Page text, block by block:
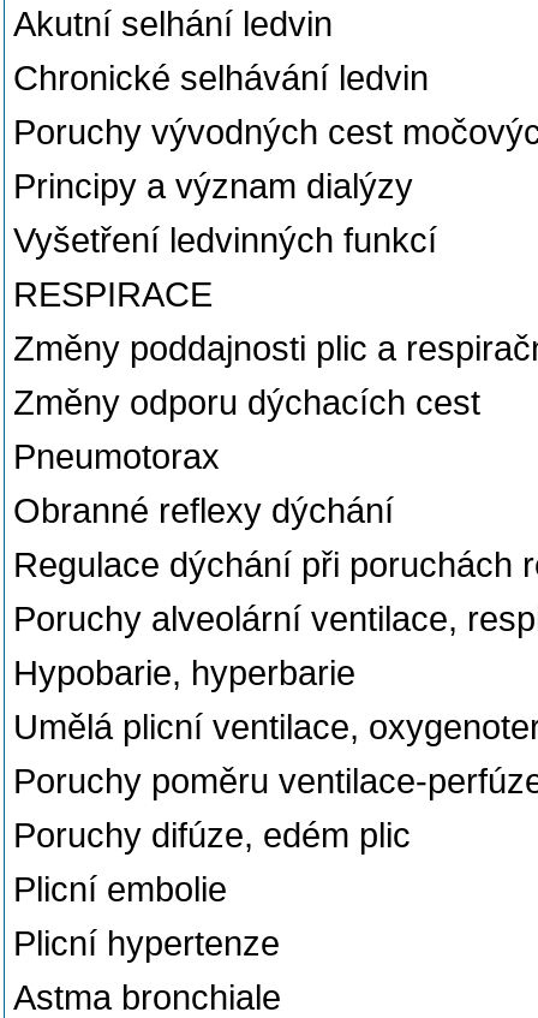
Akutní selhání ledvin
Chronické selhávání ledvin
Poruchy vývodných cest
Principy a význam dialýzy
Vyšetření ledvinných funkcí
RESPIRACE
Změny poddajnosti plic a
Změny odporu dýchacích cest
Pneumotorax
Obranné reflexy dýchání
Regulace dýchání při poruchách
Poruchy alveolární ventilace,
Hypobarie, hyperbarie
Umělá plicní ventilace,
Poruchy poměru ventilace-
Poruchy difúze, edém plic
Plicní embolie
Plicní hypertenze
Astma bronchiale